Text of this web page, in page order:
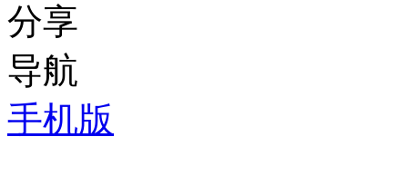
分享
导航
手机版